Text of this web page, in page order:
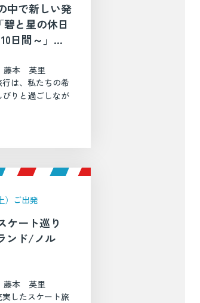
中で新しい発
と星の休日
日間～」
藤本 英里
は、私たちの希
りと過ごしなが
）ご出発
ケート巡り
ンド/ノル
藤本 英里
したスケート旅